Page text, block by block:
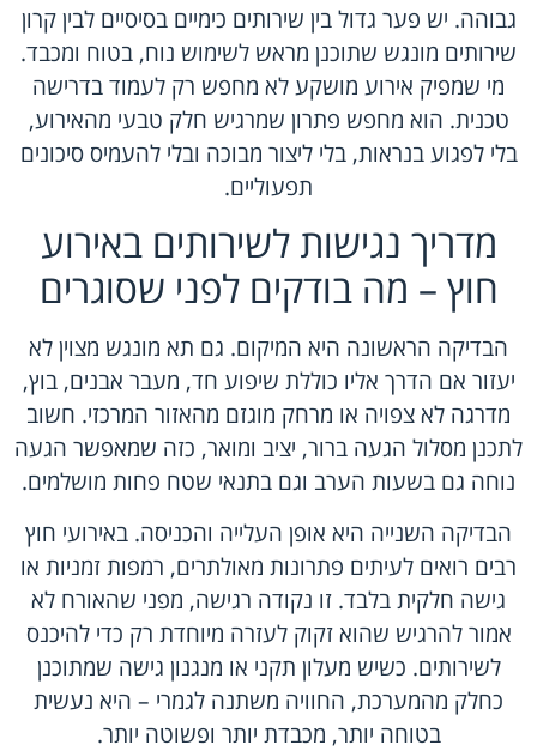
גבוהה. יש פער גדול בין שירותים כימיים בסיסיים לבין קרון
שירותים מונגש שתוכנן מראש לשימוש נוח, בטוח ומכבד.
מי שמפיק אירוע מושקע לא מחפש רק לעמוד בדרישה
טכנית. הוא מחפש פתרון שמרגיש חלק טבעי מהאירוע,
בלי לפגוע בנראות, בלי ליצור מבוכה ובלי להעמיס סיכונים
תפעוליים.
מדריך נגישות לשירותים באירוע
חוץ – מה בודקים לפני שסוגרים
הבדיקה הראשונה היא המיקום. גם תא מונגש מצוין לא
יעזור אם הדרך אליו כוללת שיפוע חד, מעבר אבנים, בוץ,
מדרגה לא צפויה או מרחק מוגזם מהאזור המרכזי. חשוב
לתכנן מסלול הגעה ברור, יציב ומואר, כזה שמאפשר הגעה
נוחה גם בשעות הערב וגם בתנאי שטח פחות מושלמים.
הבדיקה השנייה היא אופן העלייה והכניסה. באירועי חוץ
רבים רואים לעיתים פתרונות מאולתרים, רמפות זמניות או
גישה חלקית בלבד. זו נקודה רגישה, מפני שהאורח לא
אמור להרגיש שהוא זקוק לעזרה מיוחדת רק כדי להיכנס
לשירותים. כשיש מעלון תקני או מנגנון גישה שמתוכנן
כחלק מהמערכת, החוויה משתנה לגמרי – היא נעשית
בטוחה יותר, מכבדת יותר ופשוטה יותר.